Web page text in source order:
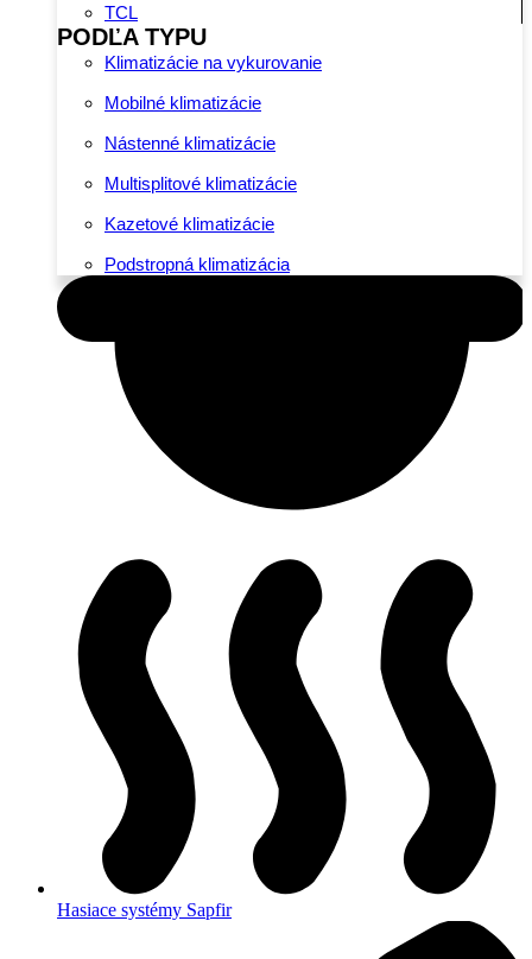
TCL
PODĽA TYPU
Klimatizácie na vykurovanie
Mobilné klimatizácie
Nástenné klimatizácie
Multisplitové klimatizácie
Kazetové klimatizácie
Podstropná klimatizácia
Hasiace systémy Sapfir